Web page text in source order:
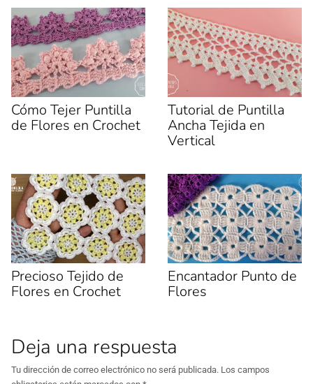
o
k
(
S
e
a
b
r
e
e
n
u
n
a
v
n
a
n
u
e
v
a
)
r
e
e
n
u
n
a
v
e
n
t
a
n
a
n
)
Cómo Tejer Puntilla
de Flores en Crochet
Tutorial de Puntilla
Ancha Tejida en
Vertical
Precioso Tejido de
Flores en Crochet
Encantador Punto de
Flores
Deja una respuesta
Tu dirección de correo electrónico no será publicada. Los campos